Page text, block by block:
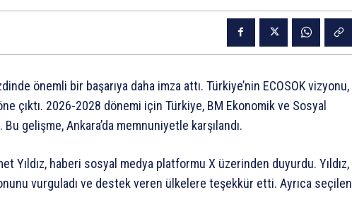
önemli bir başarıya daha imza attı. Türkiye’nin ECOSOK vizyonu,
çıktı. 2026-2028 dönemi için Türkiye, BM Ekonomik ve Sosyal
gelişme, Ankara’da memnuniyetle karşılandı.
Yıldız, haberi sosyal medya platformu X üzerinden duyurdu. Yıldız,
vurguladı ve destek veren ülkelere teşekkür etti. Ayrıca seçilen